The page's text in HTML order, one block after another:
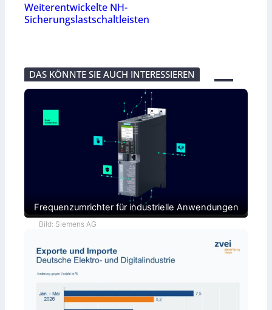
Weiterentwickelte NH-
Sicherungslastschaltleisten
DAS KÖNNTE SIE AUCH INTERESSIEREN
Frequenzumrichter für industrielle Anwendungen
Bild: Siemens AG